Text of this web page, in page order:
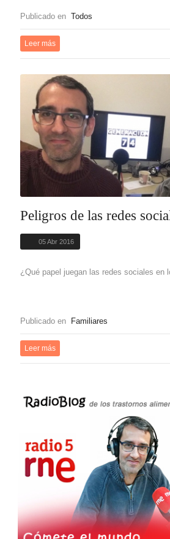
Publicado en Todos
Leer más
Peligros de las redes
05 Abr 2016
¿Qué papel juegan las redes sociales en
Publicado en Familiares
Leer más